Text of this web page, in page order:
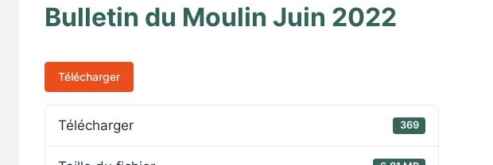
Bulletin du Moulin Juin 2022
Télécharger
Télécharger 369